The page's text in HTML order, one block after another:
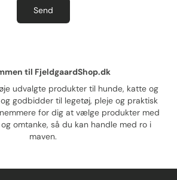
Send
til FjeldgaardShop.dk
udvalgte produkter til hunde, katte og
godbidder til legetøj, pleje og praktisk
for dig at vælge produkter med
omtanke, så du kan handle med ro i
maven.